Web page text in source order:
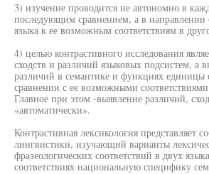
3) изучение проводится не автономно в
последующим сравнением, а в
языка к ее возможным соответствиям в
4) целью контрастивного исследования
сходств и различий языковых подсистем, а
различий в семантике и функциях единицы
сравнении с ее возможными
Главное при этом -выявление различий,
«автоматически».
Контрастивная лексикология представляет
лингвистики, изучающий варианты
фразеологических соответствий в двух
соответствиях национальную специфику